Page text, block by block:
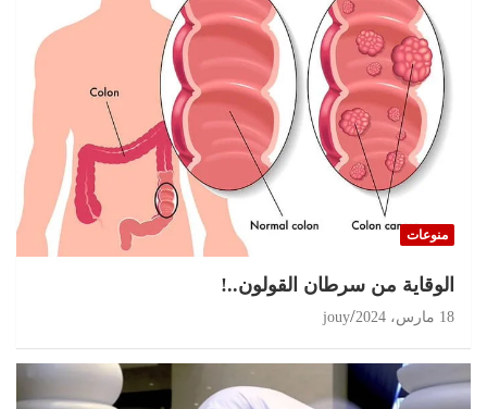
منوعات
الوقاية من سرطان القولون..!
18 مارس، 2024 jouy